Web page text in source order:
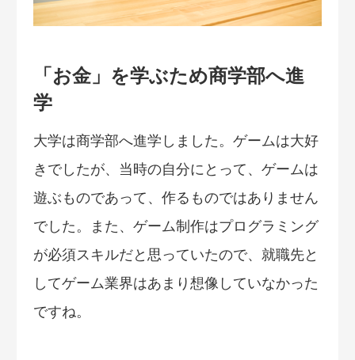
「お金」を学ぶため商学部へ進
学
大学は商学部へ進学しました。ゲームは大好
きでしたが、当時の自分にとって、ゲームは
遊ぶものであって、作るものではありません
でした。また、ゲーム制作はプログラミング
が必須スキルだと思っていたので、就職先と
してゲーム業界はあまり想像していなかった
ですね。